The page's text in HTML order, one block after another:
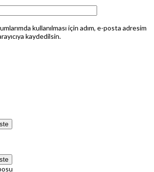
kullanılması için adım, e-posta adresim
kaydedilsin.